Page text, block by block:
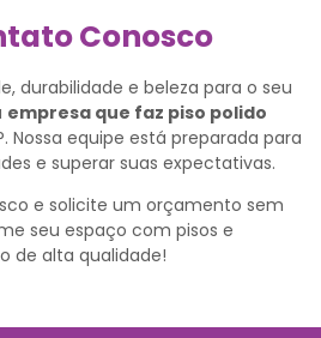
Conosco
durabilidade e beleza para o seu
empresa que faz piso polido
Nossa equipe está preparada para
e superar suas expectativas.
e solicite um orçamento sem
seu espaço com pisos e
de alta qualidade!